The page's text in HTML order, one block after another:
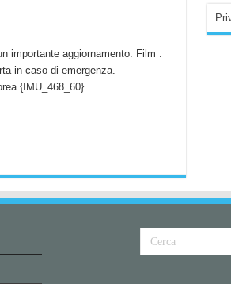
importante aggiornamento. Film :
in caso di emergenza.
{IMU_468_60}